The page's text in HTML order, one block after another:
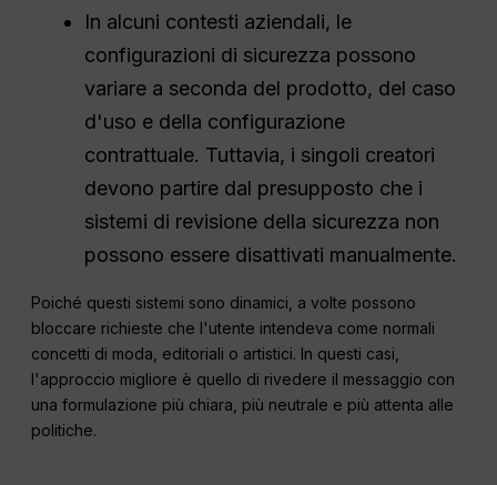
In alcuni contesti aziendali, le
configurazioni di sicurezza possono
variare a seconda del prodotto, del caso
d'uso e della configurazione
contrattuale. Tuttavia, i singoli creatori
devono partire dal presupposto che i
sistemi di revisione della sicurezza non
possono essere disattivati manualmente.
Poiché questi sistemi sono dinamici, a volte possono
bloccare richieste che l'utente intendeva come normali
concetti di moda, editoriali o artistici. In questi casi,
l'approccio migliore è quello di rivedere il messaggio con
una formulazione più chiara, più neutrale e più attenta alle
politiche.